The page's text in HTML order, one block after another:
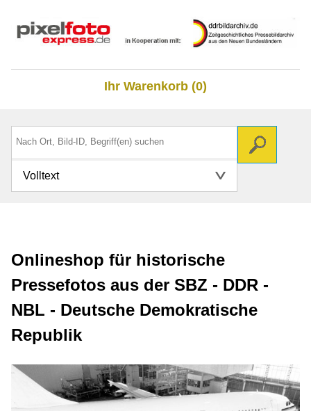
Ihr Warenkorb (0)
Volltext
Onlineshop für historische
Pressefotos aus der SBZ - DDR -
NBL - Deutsche Demokratische
Republik